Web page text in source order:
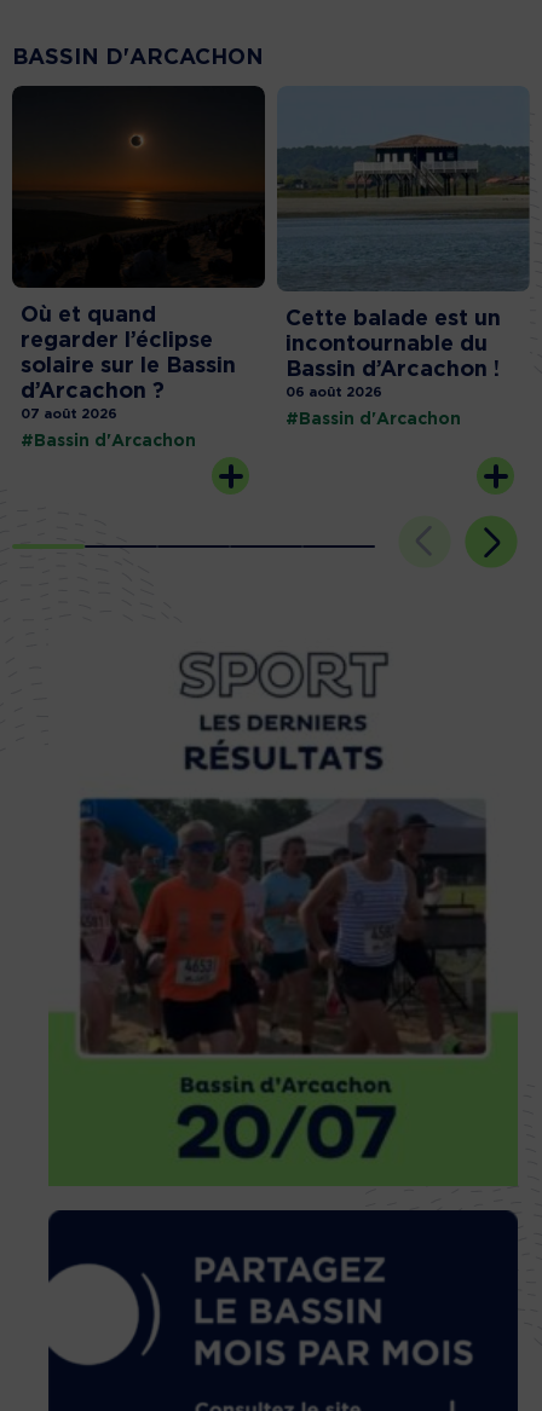
BASSIN D'ARCACHON
Où et quand
regarder l’éclipse
solaire sur le Bassin
d’Arcachon ?
07 août 2026
#Bassin d'Arcachon
Cette balade est un
incontournable du
Bassin d’Arcachon !
06 août 2026
#Bassin d'Arcachon